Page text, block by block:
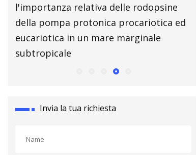
saldatura dei metalli
Invia la tua richiesta